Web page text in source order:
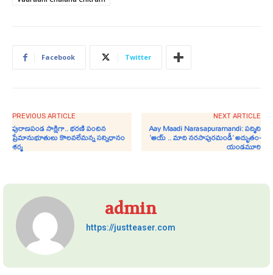
Facebook Twitter
PREVIOUS ARTICLE
పురాణపండ సాక్షిగా.. భరణి పంచిన
ప్రేమానుభూతులు కొలవలేమన్న సన్నిధానం
శర్మ
NEXT ARTICLE
Aay Maadi Narasapuramandi: పద్మిని
‘ఆయ్ .. మాది నరసాపురమండీ’ అద్భుతం-
యండమూరి
admin
https://justteaser.com